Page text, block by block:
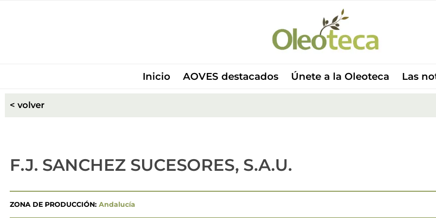
Inicio AOVES destacados Únete a la Oleoteca Las
< volver
F.J. SANCHEZ SUCESORES, S.A.U.
ZONA DE PRODUCCIÓN: Andalucía